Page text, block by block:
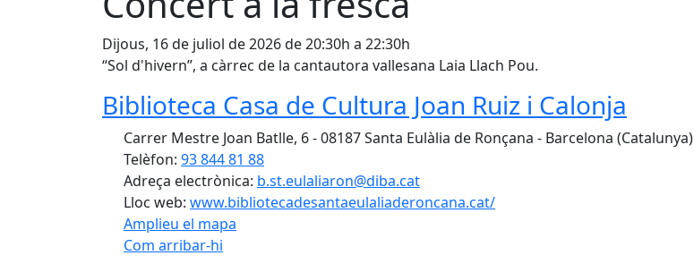
Dijous, 16 de juliol de 2026 de 20:30h a 22:30h
“Sol d'hivern”, a càrrec de la cantautora vallesana Laia Llach Pou.
Biblioteca Casa de Cultura Joan Ruiz i Calonja
Carrer Mestre Joan Batlle, 6 - 08187 Santa Eulàlia de Ronçana - Barcelona (Catalunya)
Telèfon: 93 844 81 88
Adreça electrònica: b.st.eulaliaron@diba.cat
Lloc web: www.bibliotecadesantaeulaliaderoncana.cat/
Amplieu el mapa
Com arribar-hi